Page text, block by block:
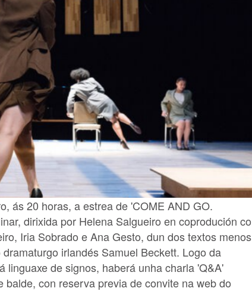
ás 20 horas, a estrea de 'COME AND GO.
dirixida por Helena Salgueiro en coprodución co
Iria Sobrado e Ana Gesto, dun dos textos menos
irlandés Samuel Beckett. Logo da
de signos, haberá unha charla 'Q&A'
con reserva previa de convite na web do